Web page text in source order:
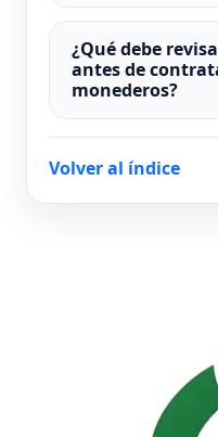
¿Qué debe
antes de
monederos?
Volver al índice